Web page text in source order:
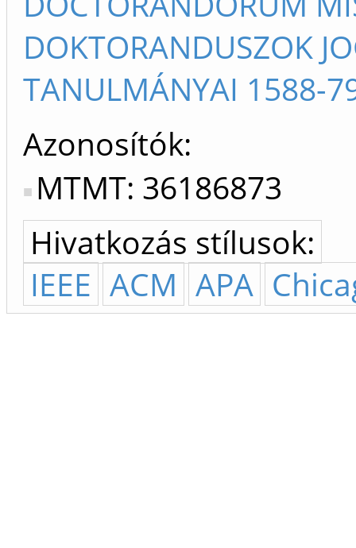
DOKTORANDUSZOK
TANULMÁNYAI 1588-
Azonosítók
MTMT: 36186873
Hivatkozás stílusok:
IEEE ACM APA